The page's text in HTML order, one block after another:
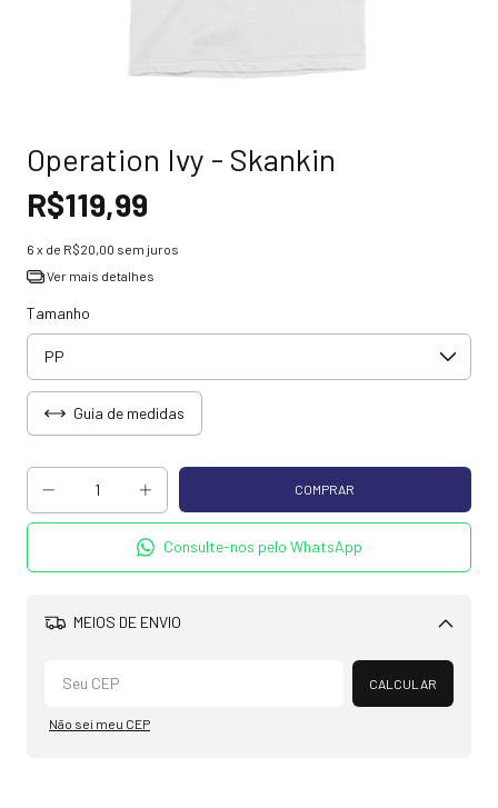
Operation Ivy - Skankin
R$119,99
6 x de R$20,00 sem juros
Ver mais detalhes
Tamanho
Guia de medidas
Consulte-nos pelo WhatsApp
MEIOS DE ENVIO
Alterar CEP
CALCULAR
Não sei meu CEP